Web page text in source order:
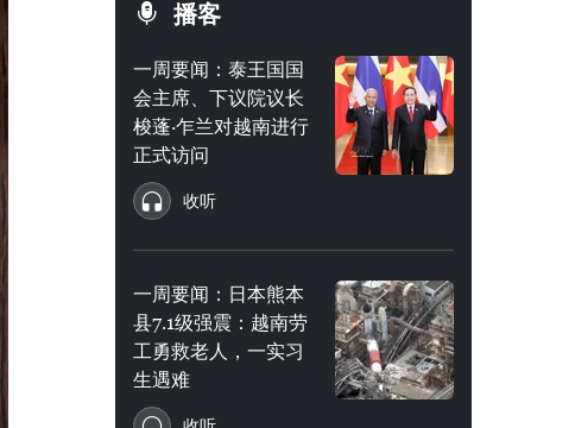
播客
一周要闻：泰王国国
会主席、下议院议长
梭蓬·乍兰对越南进行
正式访问
收听
一周要闻：日本熊本
县7.1级强震：越南劳
工勇救老人，一实习
生遇难